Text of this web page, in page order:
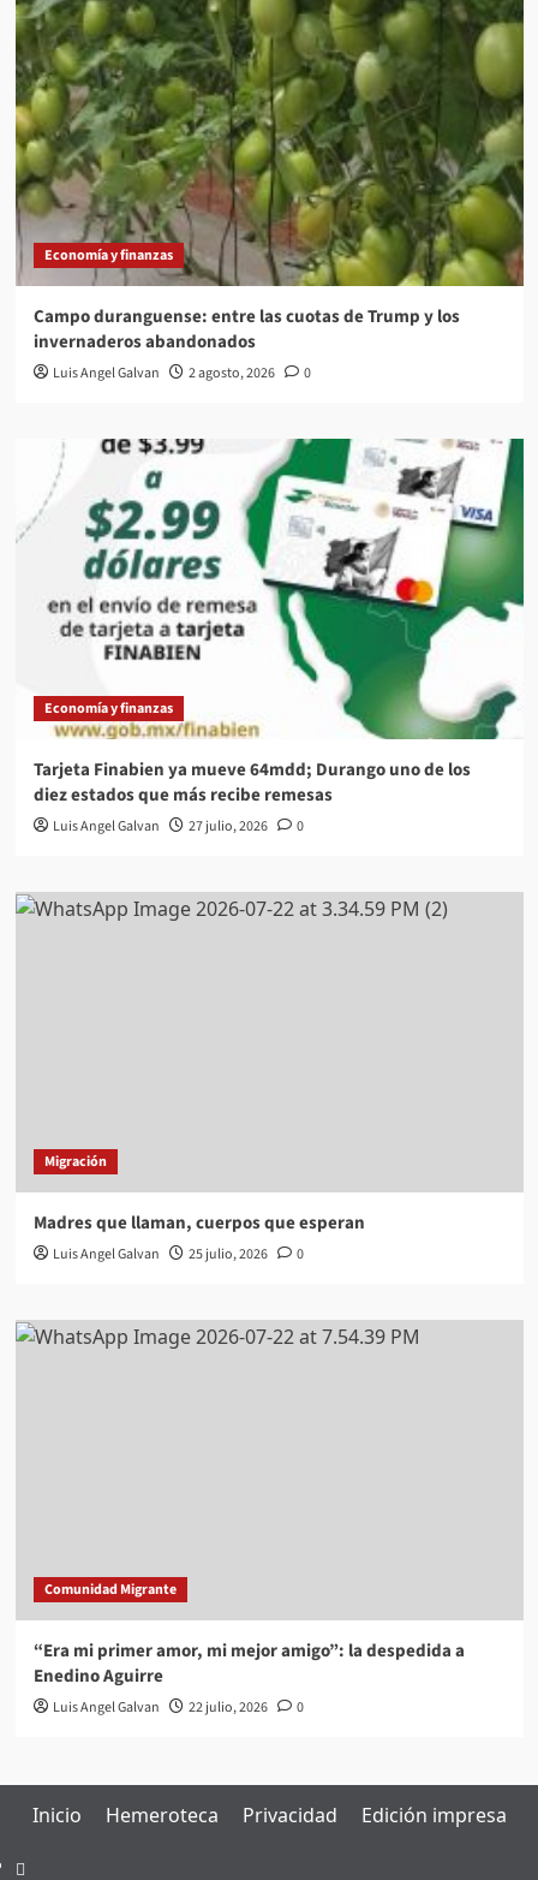
Economía y finanzas
Campo duranguense: entre las cuotas de Trump y los
invernaderos abandonados
Luis Angel Galvan 2 agosto, 2026 0
Economía y finanzas
Tarjeta Finabien ya mueve 64mdd; Durango uno de los
diez estados que más recibe remesas
Luis Angel Galvan 27 julio, 2026 0
Migración
Madres que llaman, cuerpos que esperan
Luis Angel Galvan 25 julio, 2026 0
Comunidad Migrante
“Era mi primer amor, mi mejor amigo”: la despedida a
Enedino Aguirre
Luis Angel Galvan 22 julio, 2026 0
Inicio Hemeroteca Privacidad Edición impresa
Inicio